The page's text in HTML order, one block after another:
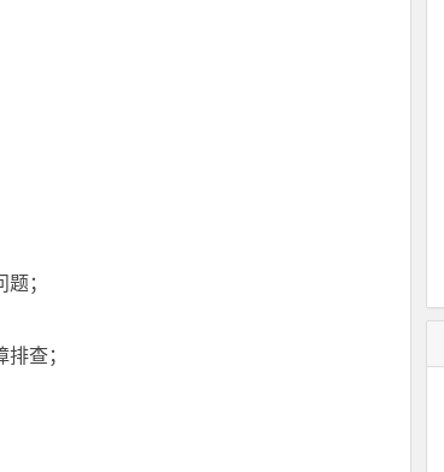
；
查；